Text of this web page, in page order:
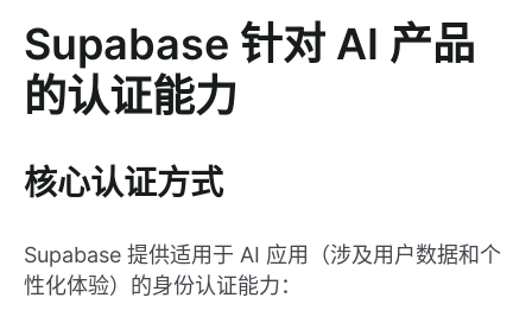
Supabase 针对 AI 产品
的认证能力
核心认证方式
Supabase 提供适用于 AI 应用（涉及用户数据和个
性化体验）的身份认证能力：